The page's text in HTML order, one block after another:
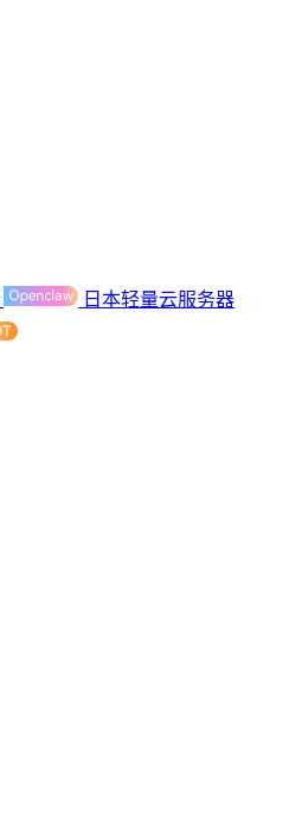
日本轻量云服务器